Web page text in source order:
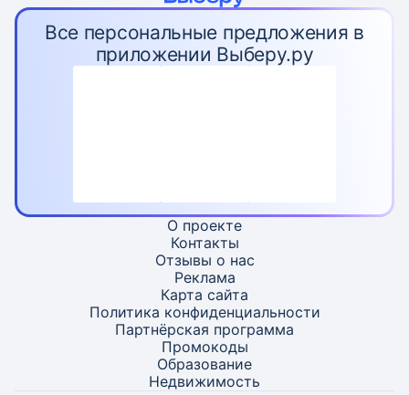
Все персональные предложения в
приложении Выберу.ру
О проекте
Контакты
Отзывы о нас
Реклама
Карта сайта
Политика конфиденциальности
Партнёрская программа
Промокоды
Образование
Недвижимость